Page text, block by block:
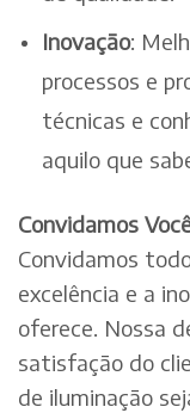
Inovação:
processos e
técnicas e
aquilo que
Convidamos
Convidamos
excelência e a
oferece. Nossa
satisfação do
de iluminação